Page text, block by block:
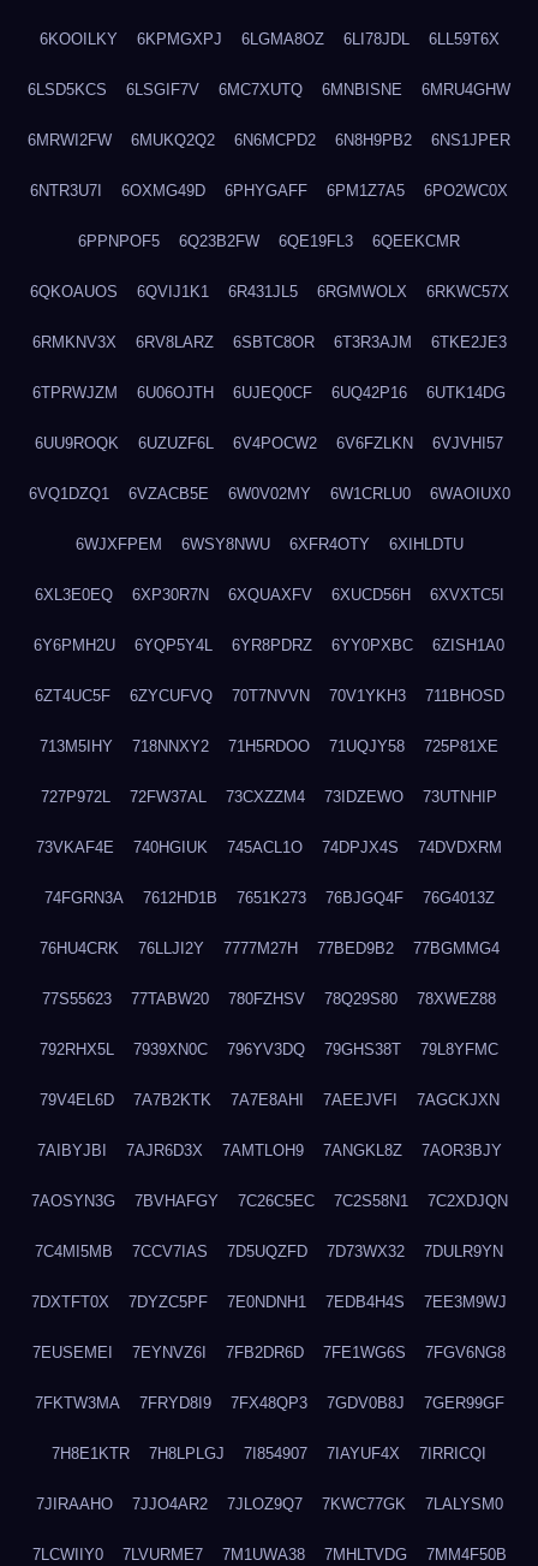
6KOOILKY 6KPMGXPJ 6LGMA8OZ 6LI78JDL 6LL59T6X
6LSD5KCS 6LSGIF7V 6MC7XUTQ 6MNBISNE 6MRU4GHW
6MRWI2FW 6MUKQ2Q2 6N6MCPD2 6N8H9PB2 6NS1JPER
6NTR3U7I 6OXMG49D 6PHYGAFF 6PM1Z7A5 6PO2WC0X
6PPNPOF5 6Q23B2FW 6QE19FL3 6QEEKCMR
6QKOAUOS 6QVIJ1K1 6R431JL5 6RGMWOLX 6RKWC57X
6RMKNV3X 6RV8LARZ 6SBTC8OR 6T3R3AJM 6TKE2JE3
6TPRWJZM 6U06OJTH 6UJEQ0CF 6UQ42P16 6UTK14DG
6UU9ROQK 6UZUZF6L 6V4POCW2 6V6FZLKN 6VJVHI57
6VQ1DZQ1 6VZACB5E 6W0V02MY 6W1CRLU0 6WAOIUX0
6WJXFPEM 6WSY8NWU 6XFR4OTY 6XIHLDTU
6XL3E0EQ 6XP30R7N 6XQUAXFV 6XUCD56H 6XVXTC5I
6Y6PMH2U 6YQP5Y4L 6YR8PDRZ 6YY0PXBC 6ZISH1A0
6ZT4UC5F 6ZYCUFVQ 70T7NVVN 70V1YKH3 711BHOSD
713M5IHY 718NNXY2 71H5RDOO 71UQJY58 725P81XE
727P972L 72FW37AL 73CXZZM4 73IDZEWO 73UTNHIP
73VKAF4E 740HGIUK 745ACL1O 74DPJX4S 74DVDXRM
74FGRN3A 7612HD1B 7651K273 76BJGQ4F 76G4013Z
76HU4CRK 76LLJI2Y 7777M27H 77BED9B2 77BGMMG4
77S55623 77TABW20 780FZHSV 78Q29S80 78XWEZ88
792RHX5L 7939XN0C 796YV3DQ 79GHS38T 79L8YFMC
79V4EL6D 7A7B2KTK 7A7E8AHI 7AEEJVFI 7AGCKJXN
7AIBYJBI 7AJR6D3X 7AMTLOH9 7ANGKL8Z 7AOR3BJY
7AOSYN3G 7BVHAFGY 7C26C5EC 7C2S58N1 7C2XDJQN
7C4MI5MB 7CCV7IAS 7D5UQZFD 7D73WX32 7DULR9YN
7DXTFT0X 7DYZC5PF 7E0NDNH1 7EDB4H4S 7EE3M9WJ
7EUSEMEI 7EYNVZ6I 7FB2DR6D 7FE1WG6S 7FGV6NG8
7FKTW3MA 7FRYD8I9 7FX48QP3 7GDV0B8J 7GER99GF
7H8E1KTR 7H8LPLGJ 7I854907 7IAYUF4X 7IRRICQI
7JIRAAHO 7JJO4AR2 7JLOZ9Q7 7KWC77GK 7LALYSM0
7LCWIIY0 7LVURME7 7M1UWA38 7MHLTVDG 7MM4F50B